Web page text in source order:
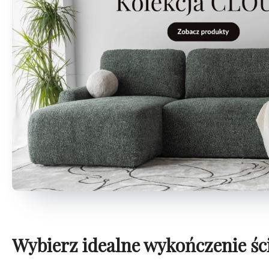
Wybierz idealne wykończenie